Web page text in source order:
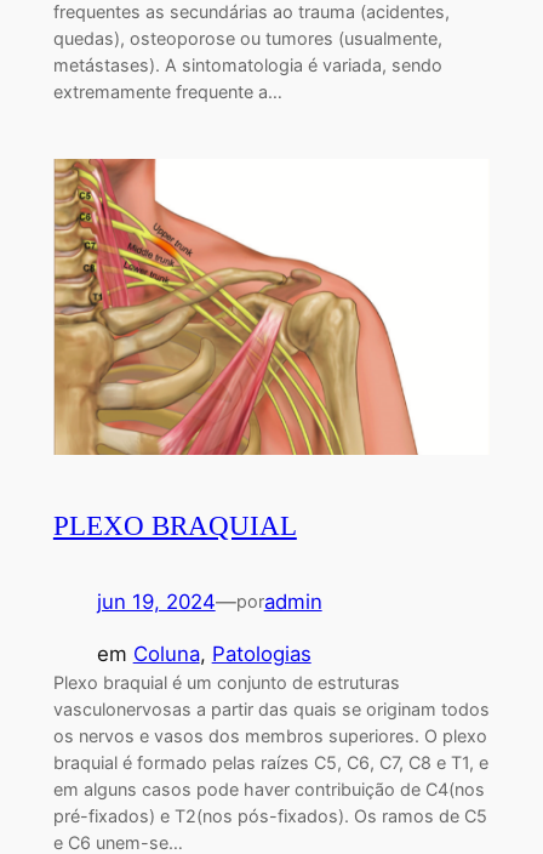
frequentes as secundárias ao trauma (acidentes,
quedas), osteoporose ou tumores (usualmente,
metástases). A sintomatologia é variada, sendo
extremamente frequente a…
PLEXO BRAQUIAL
jun 19, 2024—poradmin
em Coluna, Patologias
Plexo braquial é um conjunto de estruturas
vasculonervosas a partir das quais se originam todos
os nervos e vasos dos membros superiores. O plexo
braquial é formado pelas raízes C5, C6, C7, C8 e T1, e
em alguns casos pode haver contribuição de C4(nos
pré-fixados) e T2(nos pós-fixados). Os ramos de C5
e C6 unem-se…